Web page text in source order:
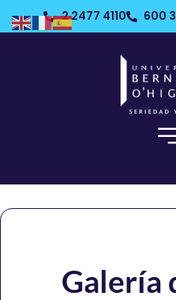
2 2477 4110 600
Galería